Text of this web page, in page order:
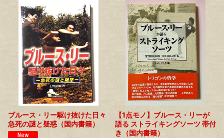
ブルース・リー駆け抜けた日々
急死の謎と疑惑（国内書籍）
【1点モノ】ブルース・リーが
語る ストライキングソーツ 帯付
き（国内書籍）